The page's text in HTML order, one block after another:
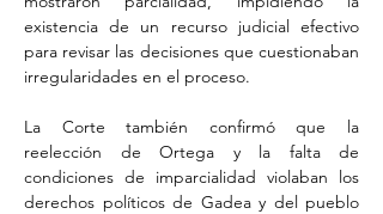
existencia de un recurso judicial efectivo
para revisar las decisiones que cuestionaban
irregularidades en el proceso.
La Corte también confirmó que la
reelección de Ortega y la falta de
condiciones de imparcialidad violaban los
derechos políticos de Gadea y del pueblo